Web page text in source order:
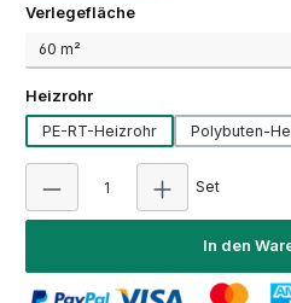
Verlegeflächeauswählen
Heizrohrauswählen
PE-RT-Heizrohr
Polybuten-
Set
In den